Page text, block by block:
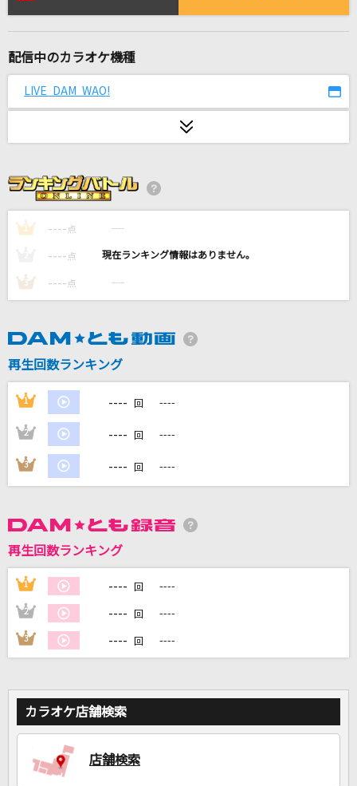
トリコ
陽だまり
超最強
超ときめき宣伝部(ときめき宣伝部)
Novelbright
玉置浩二
S.O.S
TRUE
[生音]I LOVE YOU
尾崎豊
工藤静香
メリッサ
ポルノグラフィティ
配信中のカラオケ機種
LIVE DAM WAO!
1 ---- 点 ----
---- 点 ----
3 ---- 点 ----
再生回数ランキング
1 ---- 回 ----
2 ---- 回 ----
3 ---- 回 ----
再生回数ランキング
1 ---- 回 ----
2 ---- 回 ----
3 ---- 回 ----
カラオケ店舗検索
店舗検索